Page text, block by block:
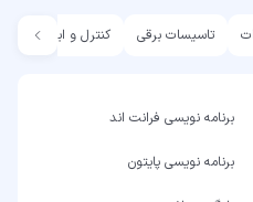
تاسیسات برقی کنترل و ابزار دقیق
برنامه نویسی فرانت اند
برنامه نویسی پایتون